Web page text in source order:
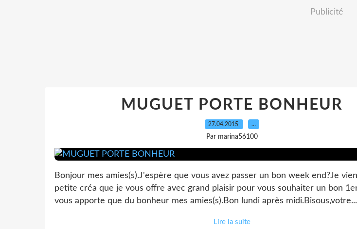
Publicité
MUGUET PORTE BONHEUR
27.04.2015 …
Par marina56100
Bonjour mes amies(s).J'espère que vous avez passer un bon week end?Je
petite créa que je vous offre avec grand plaisir pour vous souhaiter un bon
vous apporte que du bonheur mes amies(s).Bon lundi après midi.Bisous,votre...
Lire la suite